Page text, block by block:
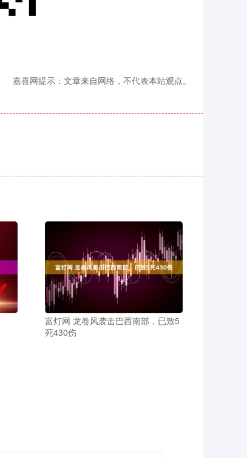
嘉喜网提示：文章来自网络，不代表本站观点。
富灯网 龙卷风袭击巴西南部，已致5
死430伤